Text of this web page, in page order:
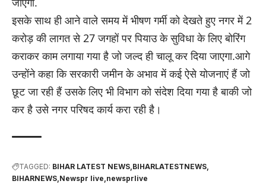
इसके साथ ही आने वाले समय में भीषण गर्मी को देखते हुए नगर में 2
करोड़ की लागत से 27 जगहों पर पियाउ के सुविधा के लिए बोरिंग
कराकर काम लगाया गया है जो जल्द ही चालू कर दिया जाएगा.आगे
उन्होंने कहा कि सरकारी जमीन के अभाव में कई ऐसे योजनाएं हैं जो
छूट जा रही हैं उसके लिए भी विभाग को संदेश दिया गया है बाकी जो
कर है उसे नगर परिषद कार्य करा रही है।
TAGGED: BIHAR LATEST NEWS BIHARLATESTNEWS
BIHARNEWS Newspr live newsprlive